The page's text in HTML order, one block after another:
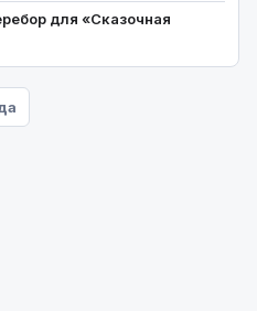
для «Сказочная